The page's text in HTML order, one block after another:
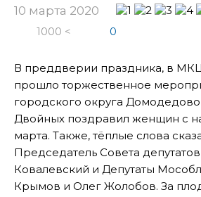
10 марта 2020
1000 < 0
В преддверии праздника, в
прошло торжественное
городского округа
Двойных поздравил женщин с
марта. Также, тёплые слова
Председатель Совета
Ковалевский и Депутаты
Крымов и Олег Жолобов. За